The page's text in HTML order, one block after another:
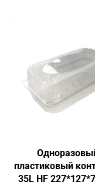
пластиковый
35L HF